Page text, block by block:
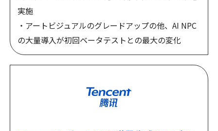
実施
・アートビジュアルのグレードアップの他、AI NPC
の大量導入が初回ベータテストとの最大の変化